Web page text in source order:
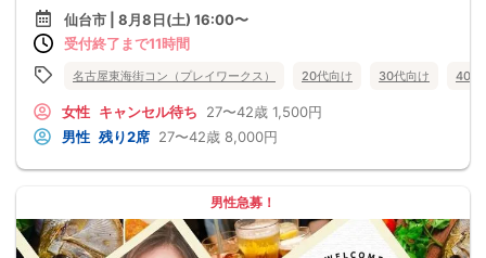
仙台市 | 8月8日(土) 16:00〜
受付終了まで11時間
名古屋東海街コン（プレイワークス） 20代向け 30代向け 40代
女性 キャンセル待ち 27〜42歳 1,500円
男性 残り2席 27〜42歳 8,000円
男性急募！